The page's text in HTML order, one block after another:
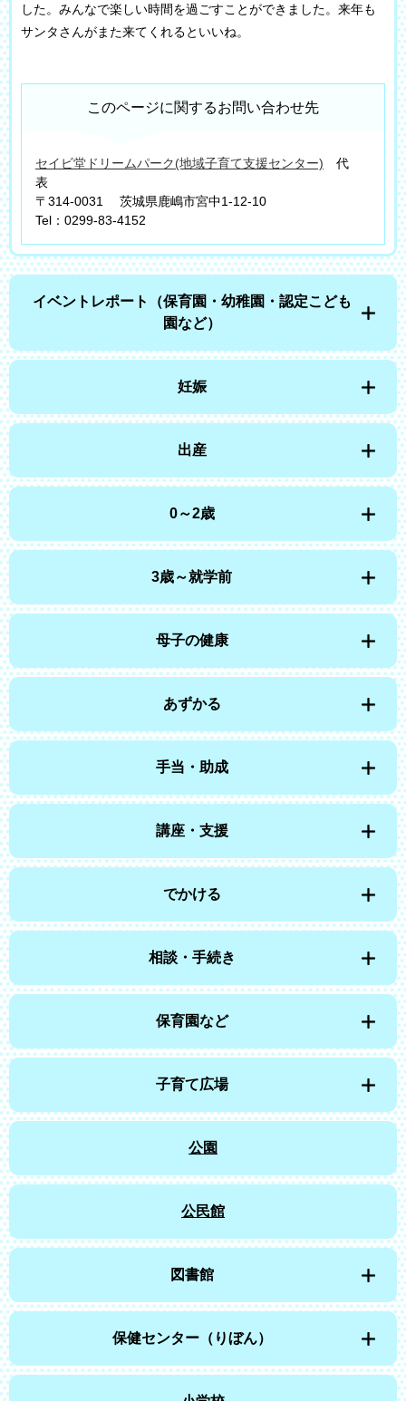
した。みんなで楽しい時間を過ごすことができました。来年も
サンタさんがまた来てくれるといいね。
このページに関するお問い合わせ先
セイビ堂ドリームパーク(地域子育て支援センター)
代
表
〒314-0031
茨城県鹿嶋市宮中1-12-10
Tel：0299-83-4152
イベントレポート（保育園・幼稚園・認定こども
園など）
妊娠
出産
0～2歳
3歳～就学前
母子の健康
あずかる
手当・助成
講座・支援
でかける
相談・手続き
保育園など
子育て広場
公園
公民館
図書館
保健センター（りぼん）